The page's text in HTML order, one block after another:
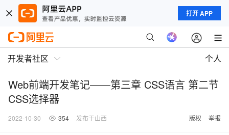
打开 APP
开发者社区 个人
Web前端开发笔记——第三章 CSS语言 第二节
CSS选择器
2022-10-30 354 发布于山西 版权 举报